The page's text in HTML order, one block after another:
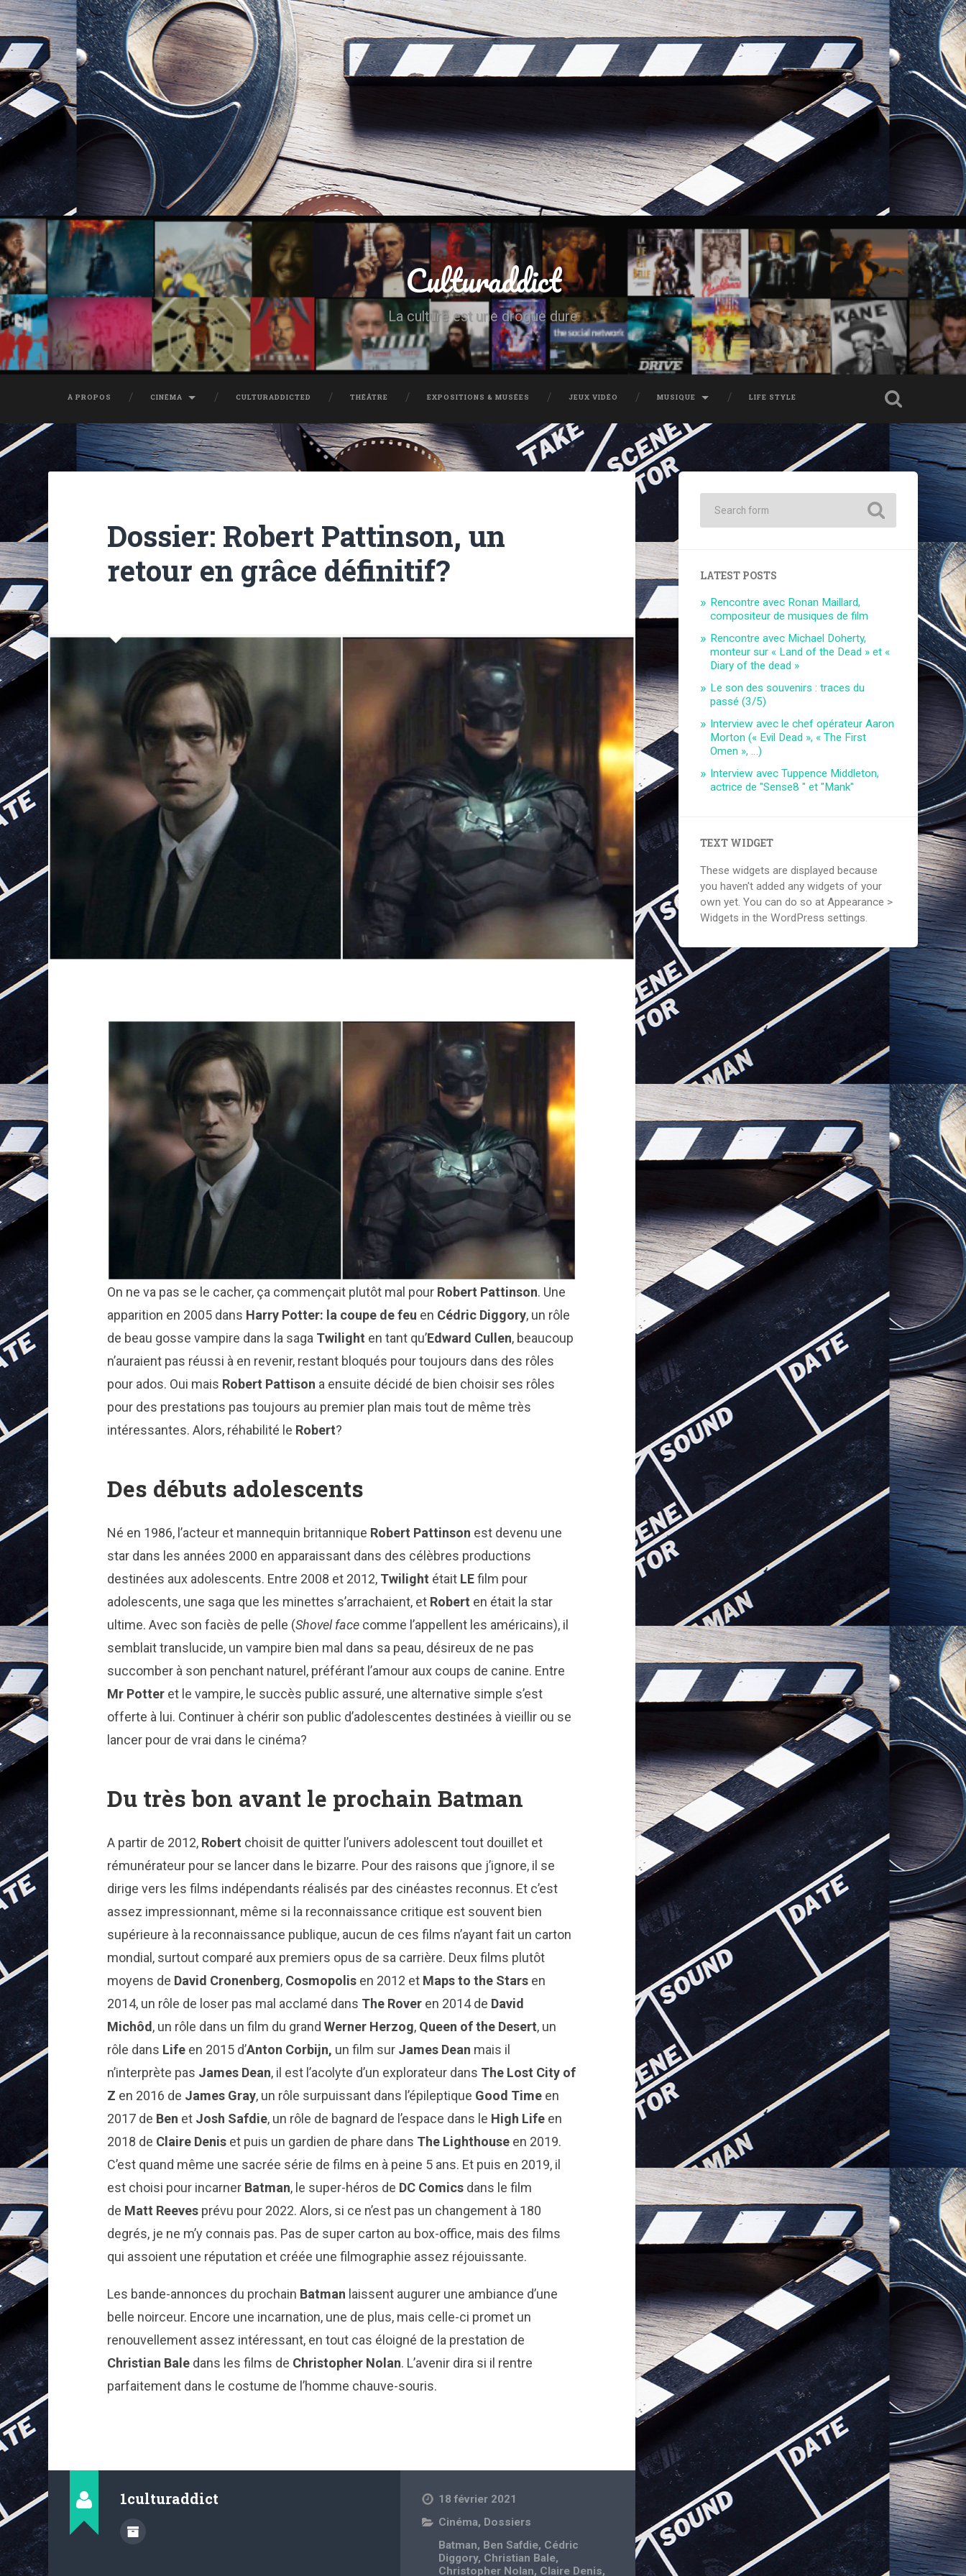
Culturaddict
La culture est une drogue dure
À PROPOS CINÉMA CULTURADDICTED THÉÂTRE EXPOSITIONS & MUSÉES JEUX VIDÉO MUSIQUE LIFE STYLE
Dossier: Robert Pattinson, un
retour en grâce définitif?
On ne va pas se le cacher, ça commençait plutôt mal pour Robert Pattinson. Une
apparition en 2005 dans Harry Potter: la coupe de feu en Cédric Diggory, un rôle
de beau gosse vampire dans la saga Twilight en tant qu’Edward Cullen, beaucoup
n’auraient pas réussi à en revenir, restant bloqués pour toujours dans des rôles
pour ados. Oui mais Robert Pattison a ensuite décidé de bien choisir ses rôles
pour des prestations pas toujours au premier plan mais tout de même très
intéressantes. Alors, réhabilité le Robert?
Des débuts adolescents
Né en 1986, l’acteur et mannequin britannique Robert Pattinson est devenu une
star dans les années 2000 en apparaissant dans des célèbres productions
destinées aux adolescents. Entre 2008 et 2012, Twilight était LEfilm pour
adolescents, une saga que les minettes s’arrachaient, et Robert en était la star
ultime. Avec son faciès de pelle (Shovel facecomme l’appellent les américains), il
semblait translucide, un vampire bien mal dans sa peau, désireux de ne pas
succomber à son penchant naturel, préférant l’amour aux coups de canine. Entre
Mr Potter et le vampire, le succès public assuré, une alternative simple s’est
offerte à lui. Continuer à chérir son public d’adolescentes destinées à vieillir ou se
lancer pour de vrai dans le cinéma?
Du très bon avant le prochain Batman
A partir de 2012, Robert choisit de quitter l’univers adolescent tout douillet et
rémunérateur pour se lancer dans le bizarre. Pour des raisons que j’ignore, il se
dirige vers les films indépendants réalisés par des cinéastes reconnus. Et c’est
assez impressionnant, même si la reconnaissance critique est souvent bien
supérieure à la reconnaissance publique, aucun de ces films n’ayant fait un carton
mondial, surtout comparé aux premiers opus de sa carrière. Deux films plutôt
moyens de David Cronenberg, Cosmopolis en 2012 et Maps to the Starsen
2014, un rôle de loser pas mal acclamé dans The Roveren 2014 de David
Michôd , un rôle dans un film du grand Werner Herzog, Queen of the Desert, un
rôle dans Life en 2015 d’Anton Corbijn, un film surJames Dean mais il
n’interprète pas James Dean, il est l’acolyte d’un explorateur dans The Lost City of
Z en 2016 de James Gray, un rôle surpuissant dans l’épileptique Good Timeen
2017 de Ben et Josh Safdie, un rôle de bagnard de l’espace dans le High Lifeen
2018 de Claire Denis et puis un gardien de phare dans The Lighthouse en 2019.
C’est quand même une sacrée série de films en à peine 5 ans. Et puis en 2019, il
est choisi pour incarner Batman, le super-héros de DC Comics dans le film
de Matt Reeves prévu pour 2022. Alors, si ce n’est pas un changement à 180
degrés, je ne m’y connais pas. Pas de super carton au box-office, mais des films
qui assoient une réputation et créée une filmographie assez réjouissante.
Les bande-annonces du prochain Batman laissent augurer une ambiance d’une
belle noirceur. Encore une incarnation, une de plus, mais celle-ci promet un
renouvellement assez intéressant, en tout cas éloigné de la prestation de
Christian Baledans les films de Christopher Nolan. L’avenir dira si il rentre
parfaitement dans le costume de l’homme chauve-souris.
1culturaddict
18 février 2021
Cinéma, Dossiers
Batman, Ben Safdie, Cédric
Diggory, Christian Bale,
Christopher Nolan, Claire Denis,
LATEST POSTS
Rencontre avec Ronan Maillard,
compositeur de musiques de film
Rencontre avec Michael Doherty,
monteur sur « Land of the Dead » et «
Diary of the dead »
Le son des souvenirs : traces du
passé (3/5)
Interview avec le chef opérateur Aaron
Morton (« Evil Dead », « The First
Omen », …)
Interview avec Tuppence Middleton,
actrice de "Sense8 " et "Mank"
TEXT WIDGET
These widgets are displayed because
you haven't added any widgets of your
own yet. You can do so at Appearance >
Widgets in the WordPress settings.